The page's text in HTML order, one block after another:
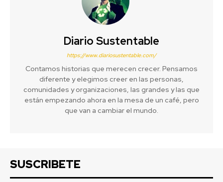
Diario Sustentable
https://www.diariosustentable.com/
Contamos historias que merecen crecer. Pensamos
diferente y elegimos creer en las personas,
comunidades y organizaciones, las grandes y las que
están empezando ahora en la mesa de un café, pero
que van a cambiar el mundo.
SUSCRIBETE